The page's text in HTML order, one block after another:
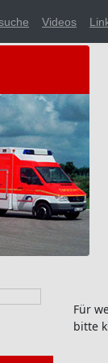
Videos
Für
bitte